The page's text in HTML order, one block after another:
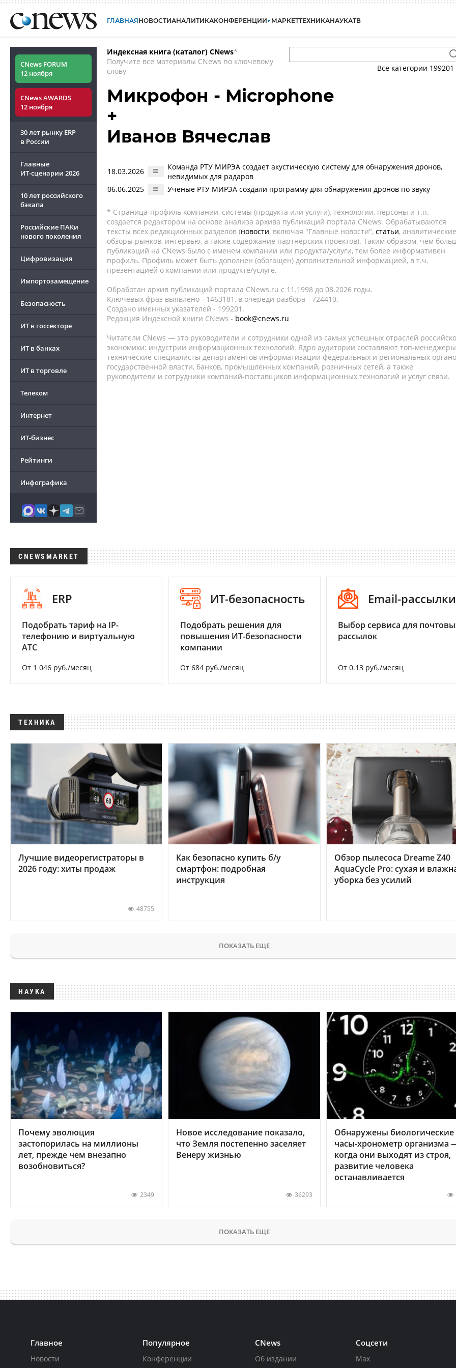
ГЛАВНАЯНОВОСТИАНАЛИТИКАКОНФЕРЕНЦИИ МАРКЕТТЕХНИКАНАУКАТВ
CNews FORUM
12 ноября
CNews AWARDS
12 ноября
30 лет рынку ERP
в России
Главные
ИТ-сценарии 2026
10 лет российского
бэкапа
Российские ПАКи
нового поколения
Цифровизация
Импортозамещение
Безопасность
ИТ в госсекторе
ИТ в банках
ИТ в торговле
Телеком
Интернет
ИТ-бизнес
Рейтинги
Инфографика
Индексная книга (каталог) CNews*
Получите все материалы CNews по ключевому
слову
Все категории 199201
Микрофон - Microphone
+
Иванов Вячеслав
18.03.2026
Команда РТУ МИРЭА создает акустическую систему для обнаружения дронов,
невидимых для радаров
06.06.2025
Ученые РТУ МИРЭА создали программу для обнаружения дронов по звуку
* Страница-профиль компании, системы (продукта или услуги), технологии, персоны и т.п.
создается редактором на основе анализа архива публикаций портала CNews. Обрабатываются
тексты всех редакционных разделов (новости, включая "Главные новости", статьи, аналитические
обзоры рынков, интервью, а также содержание партнёрских проектов). Таким образом, чем
публикаций на CNews было с именем компании или продукта/услуги, тем более информативен
профиль. Профиль может быть дополнен (обогащен) дополнительной информацией, в т.ч.
презентацией о компании или продукте/услуге.
Обработан архив публикаций портала CNews.ru c 11.1998 до 08.2026 годы.
Ключевых фраз выявлено - 1463181, в очереди разбора - 724410.
Создано именных указателей - 199201.
Редакция Индексной книги CNews - book@cnews.ru
Читатели CNews — это руководители и сотрудники одной из самых успешных отраслей
экономики: индустрии информационных технологий. Ядро аудитории составляют топ-
технические специалисты департаментов информатизации федеральных и региональных
государственной власти, банков, промышленных компаний, розничных сетей, а также
руководители и сотрудники компаний-поставщиков информационных технологий и услуг связи.
CNEWSMARKET
ERP
Подобрать тариф на IP-
телефонию и виртуальную
АТС
От 1 046 руб./месяц
ИТ-безопасность
Подобрать решения для
повышения ИТ-безопасности
компании
От 684 руб./месяц
Email-рассылки
Выбор сервиса для
рассылок
От 0.13 руб./месяц
ТЕХНИКА
Лучшие видеорегистраторы в
2026 году: хиты продаж
48755
Как безопасно купить б/у
смартфон: подробная
инструкция
Обзор пылесоса Dreame Z40
AquaCycle Pro: сухая и
уборка без усилий
ПОКАЗАТЬ ЕЩЕ
НАУКА
Почему эволюция
застопорилась на миллионы
лет, прежде чем внезапно
возобновиться?
2349
Новое исследование показало,
что Земля постепенно заселяет
Венеру жизнью
36293
Обнаружены биологические
часы-хронометр организма
когда они выходят из строя,
развитие человека
останавливается
ПОКАЗАТЬ ЕЩЕ
Главное
Новости
Популярное
Конференции
CNews
Об издании
Соцсети
Max